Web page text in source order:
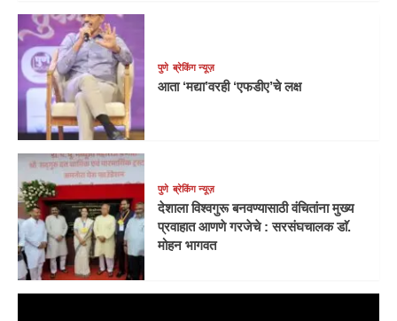
पुणे ब्रेकिंग न्यूज़
आता ‘मद्या’वरही ‘एफडीए’चे लक्ष
पुणे ब्रेकिंग न्यूज़
देशाला विश्वगुरू बनवण्यासाठी वंचितांना मुख्य
प्रवाहात आणणे गरजेचे : सरसंघचालक डाॅ.
मोहन भागवत